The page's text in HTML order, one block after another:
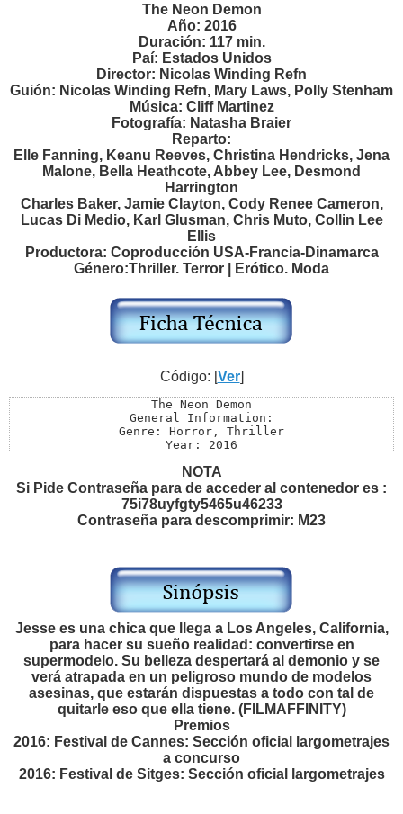
The Neon Demon
Año: 2016
Duración: 117 min.
Paí: Estados Unidos
Director: Nicolas Winding Refn
Guión: Nicolas Winding Refn, Mary Laws, Polly Stenham
Música: Cliff Martinez
Fotografía: Natasha Braier
Reparto:
Elle Fanning, Keanu Reeves, Christina Hendricks, Jena
Malone, Bella Heathcote, Abbey Lee, Desmond
Harrington
Charles Baker, Jamie Clayton, Cody Renee Cameron,
Lucas Di Medio, Karl Glusman, Chris Muto, Collin Lee
Ellis
Productora: Coproducción USA-Francia-Dinamarca
Género:Thriller. Terror | Erótico. Moda
Código: [Ver]
The Neon Demon
General Information:
Genre: Horror, Thriller
Year: 2016
IMDB Rating: 6.5
Source: DVD9
Menus: Untouched
Extras: Untouched
Length: 118 min.
Video Type: NTSC
Aspect Ratio: 2.35:1
Audio Information:
Audio Format: Dolby Digital 5.1
Languages: English, Spanish
Subtitles: English, Spanish
NOTA
Si Pide Contraseña para de acceder al contenedor es :
75i78uyfgty5465u46233
Contraseña para descomprimir: M23
Jesse es una chica que llega a Los Angeles, California,
para hacer su sueño realidad: convertirse en
supermodelo. Su belleza despertará al demonio y se
verá atrapada en un peligroso mundo de modelos
asesinas, que estarán dispuestas a todo con tal de
quitarle eso que ella tiene. (FILMAFFINITY)
Premios
2016: Festival de Cannes: Sección oficial largometrajes
a concurso
2016: Festival de Sitges: Sección oficial largometrajes